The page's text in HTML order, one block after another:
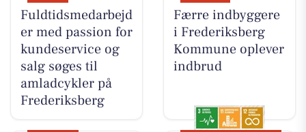
Fuldtidsmedarbejd
er med passion for
kundeservice og
salg søges til
amladcykler på
Frederiksberg
Færre indbyggere
i Frederiksberg
Kommune oplever
indbrud